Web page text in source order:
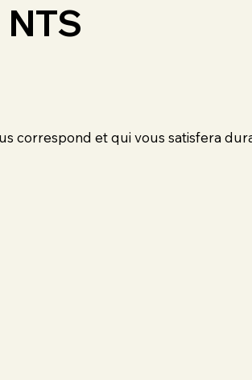
NTS
correspond et qui vous satisfera